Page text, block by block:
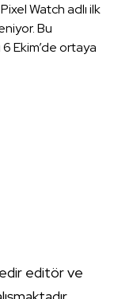
Watch adlı ilk
Bu
Ekim’de ortaya
editör ve